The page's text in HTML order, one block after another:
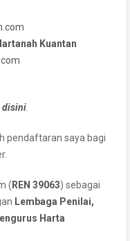
Kuantan
com
disini
pendaftaran saya bagi
( REN 39063) sebagai
Lembaga Penilai,
Harta